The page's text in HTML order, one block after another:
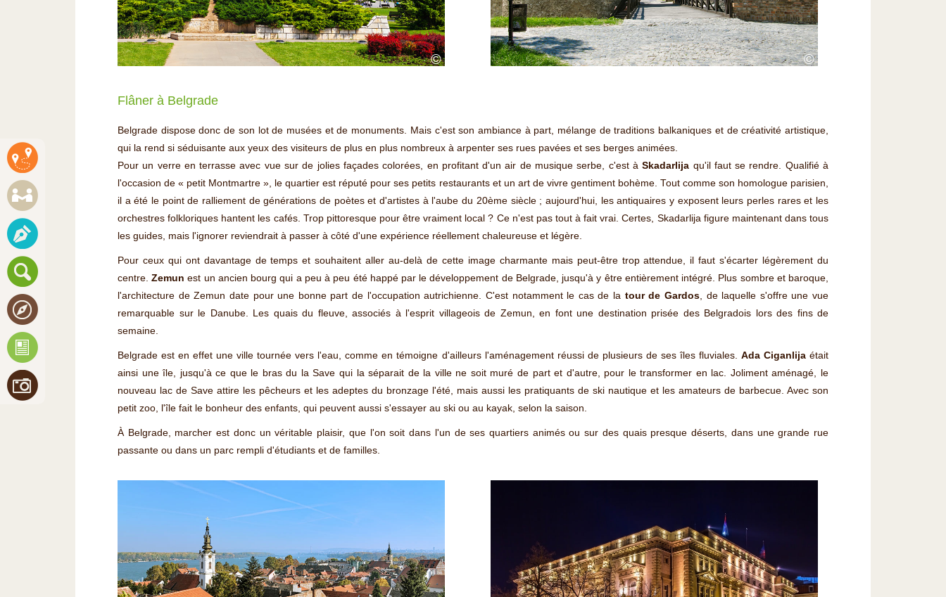
© ©
Flâner à Belgrade
Belgrade dispose donc de son lot de musées et de monuments. Mais c'est son ambiance à part, mélange de traditions balkaniques et de créativité artistique,
qui la rend si séduisante aux yeux des visiteurs de plus en plus nombreux à arpenter ses rues pavées et ses berges animées.
Pour un verre en terrasse avec vue sur de jolies façades colorées, en profitant d'un air de musique serbe, c'est àSkadarlija qu'il faut se rendre. Qualifié à
l'occasion de « petit Montmartre », le quartier est réputé pour ses petits restaurants et un art de vivre gentiment bohème. Tout comme son homologue parisien,
il a été le point de ralliement de générations de poètes et d'artistes à l'aube du 20ème siècle ; aujourd'hui, les antiquaires y exposent leurs perles rares et les
orchestres folkloriques hantent les cafés. Trop pittoresque pour être vraiment local ? Ce n'est pas tout à fait vrai. Certes, Skadarlija figure maintenant dans tous
les guides, mais l'ignorer reviendrait à passer à côté d'une expérience réellement chaleureuse et légère.
Pour ceux qui ont davantage de temps et souhaitent aller au-delà de cette image charmante mais peut-être trop attendue, il faut s'écarter légèrement du
centre.Zemun est un ancien bourg qui a peu à peu été happé par le développement de Belgrade, jusqu'à y être entièrement intégré. Plus sombre et baroque,
l'architecture de Zemun date pour une bonne part de l'occupation autrichienne. C'est notamment le cas de la tour de Gardos, de laquelle s'offre une vue
remarquable sur le Danube. Les quais du fleuve, associés à l'esprit villageois de Zemun, en font une destination prisée des Belgradois lors des fins de
semaine.
Belgrade est en effet une ville tournée vers l'eau, comme en témoigne d'ailleurs l'aménagement réussi de plusieurs de ses îles fluviales. Ada Ciganlijaétait
ainsi une île, jusqu'à ce que le bras du la Save qui la séparait de la ville ne soit muré de part et d'autre, pour le transformer en lac. Joliment aménagé, le
nouveau lac de Save attire les pêcheurs et les adeptes du bronzage l'été, mais aussi les pratiquants de ski nautique et les amateurs de barbecue. Avec son
petit zoo, l'île fait le bonheur des enfants, qui peuvent aussi s'essayer au ski ou au kayak, selon la saison.
À Belgrade, marcher est donc un véritable plaisir, que l'on soit dans l'un de ses quartiers animés ou sur des quais presque déserts, dans une grande rue
passante ou dans un parc rempli d'étudiants et de familles.